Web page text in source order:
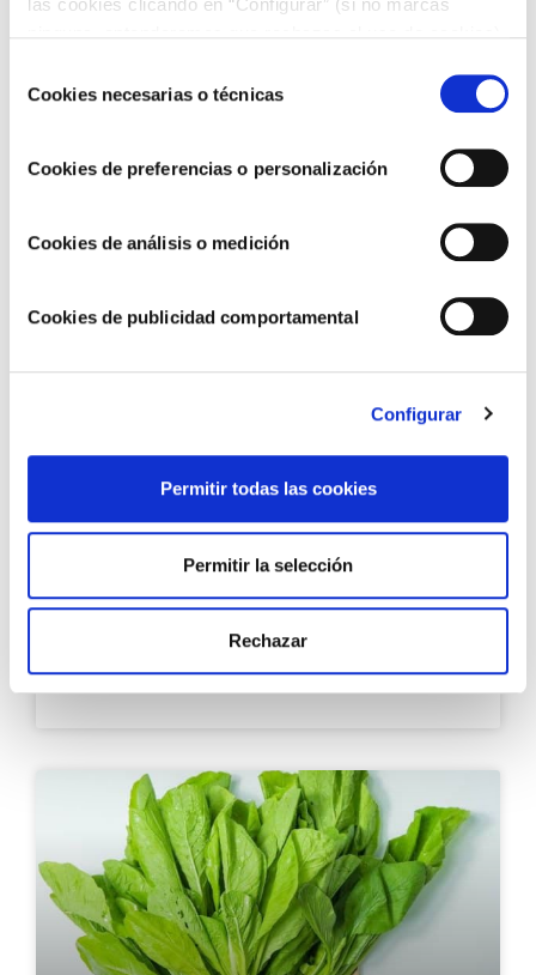
COOKIES.
deCookies necesarias o técnicas
Cookies de preferencias o personalización
Cookies de análisis o medición
Cookies de publicidad comportamental
Configurar
Permitir todas las cookies
Permitir la selección
Rechazar
La lista de utensilios de cocina básicos que
Aspectos esenciales de la gastronomía
andaluza que la hacen especial